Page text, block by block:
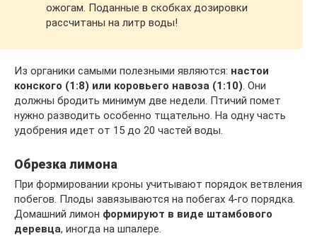
ожогам. Поданные в скобках дозировки
рассчитаны на литр воды!
Из органики самыми полезными являются: настои
конского (1:8) или коровьего навоза (1:10) . Они
должны бродить минимум две недели. Птичий помет
нужно разводить особенно тщательно. На одну часть
удобрения идет от 15 до 20 частей воды.
Обрезка лимона
При формировании кроны учитывают порядок ветвления
побегов. Плоды завязываются на побегах 4-го порядка.
Домашний лимон формируют в виде штамбового
деревца, иногда на шпалере.